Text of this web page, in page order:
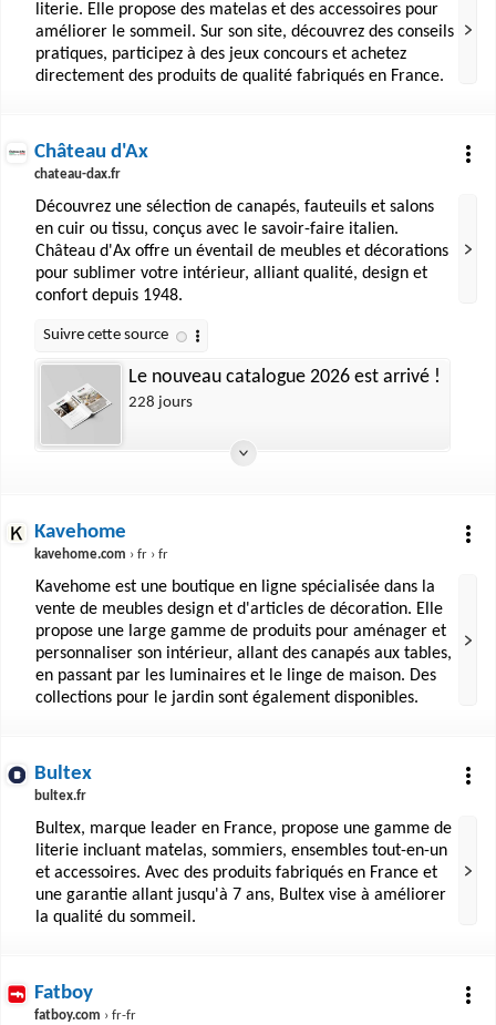
literie. Elle propose des matelas et des accessoires pour
améliorer le sommeil. Sur son site, découvrez des conseils
pratiques, participez à des jeux concours et achetez
directement des produits de qualité fabriqués en France.
Château d'Ax
chateau-dax.fr
Découvrez une sélection de canapés, fauteuils et salons
en cuir ou tissu, conçus avec le savoir-faire italien.
Château d'Ax offre un éventail de meubles et décorations
pour sublimer votre intérieur, alliant qualité, design et
confort depuis 1948.
Le nouveau catalogue 2026 est arrivé !
228 jours
Kavehome
kavehome.com › fr › fr
Kavehome est une boutique en ligne spécialisée dans la
vente de meubles design et d'articles de décoration. Elle
propose une large gamme de produits pour aménager et
personnaliser son intérieur, allant des canapés aux tables,
en passant par les luminaires et le linge de maison. Des
collections pour le jardin sont également disponibles.
Bultex
bultex.fr
Bultex, marque leader en France, propose une gamme de
literie incluant matelas, sommiers, ensembles tout-en-un
et accessoires. Avec des produits fabriqués en France et
une garantie allant jusqu'à 7 ans, Bultex vise à améliorer
la qualité du sommeil.
Fatboy
fatboy.com › fr-fr